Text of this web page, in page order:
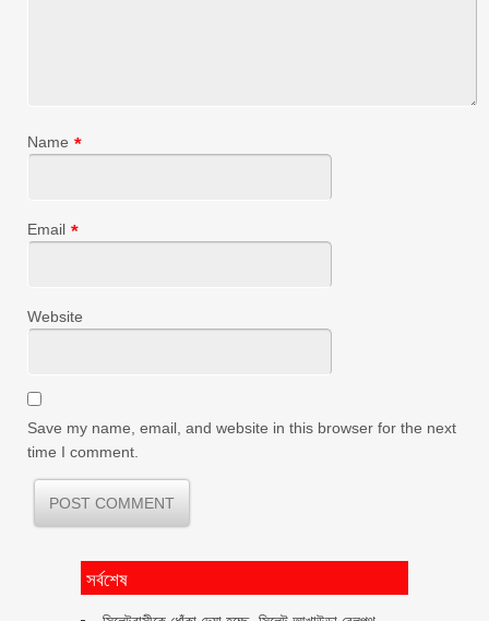
Name *
Email *
Website
Save my name, email, and website in this browser for the next
time I comment.
সর্বশেষ